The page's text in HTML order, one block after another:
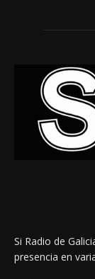
Si Radio de
presencia en